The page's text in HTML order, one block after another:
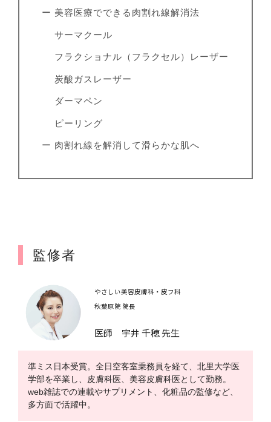
ー 美容医療でできる肉割れ線解消法
サーマクール
フラクショナル（フラクセル）レーザー
炭酸ガスレーザー
ダーマペン
ピーリング
ー 肉割れ線を解消して滑らかな肌へ
監修者
やさしい美容皮膚科・皮フ科
秋葉原院 院長
医師 宇井 千穂 先生
準ミス日本受賞。全日空客室乗務員を経て、北里大学医
学部を卒業し、皮膚科医、美容皮膚科医として勤務。
web雑誌での連載やサプリメント、化粧品の監修など、
多方面で活躍中。